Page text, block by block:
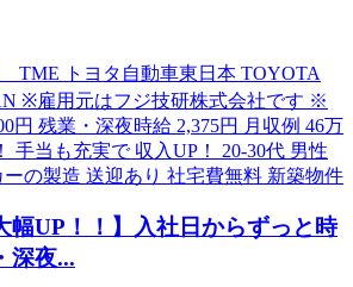
幅UP！！】入社日からずっと時
深夜...